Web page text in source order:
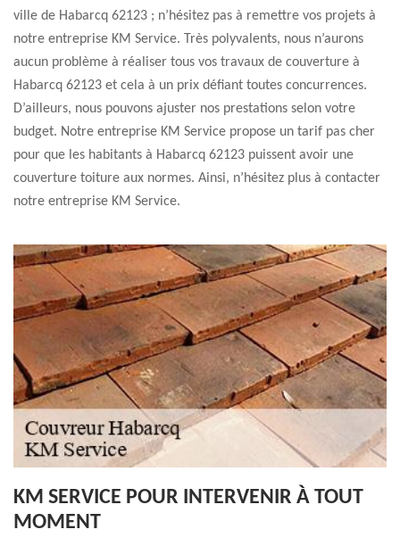
ville de Habarcq 62123 ; n’hésitez pas à remettre vos projets à
notre entreprise KM Service. Très polyvalents, nous n’aurons
aucun problème à réaliser tous vos travaux de couverture à
Habarcq 62123 et cela à un prix défiant toutes concurrences.
D’ailleurs, nous pouvons ajuster nos prestations selon votre
budget. Notre entreprise KM Service propose un tarif pas cher
pour que les habitants à Habarcq 62123 puissent avoir une
couverture toiture aux normes. Ainsi, n’hésitez plus à contacter
notre entreprise KM Service.
KM SERVICE POUR INTERVENIR À TOUT
MOMENT